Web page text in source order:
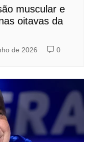
muscular e
oitavas da
de 2026 0